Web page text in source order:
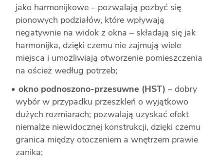
jako harmonijkowe – pozwalają pozbyć się
pionowych podziałów, które wpływają
negatywnie na widok z okna – składają się jak
harmonijka, dzięki czemu nie zajmują wiele
miejsca i umożliwiają otworzenie pomieszczenia
na oścież według potrzeb;
okno podnoszono-przesuwne (HST) – dobry
wybór w przypadku przeszkleń o wyjątkowo
dużych rozmiarach; pozwalają uzyskać efekt
niemalże niewidocznej konstrukcji, dzięki czemu
granica między otoczeniem a wnętrzem prawie
zanika;